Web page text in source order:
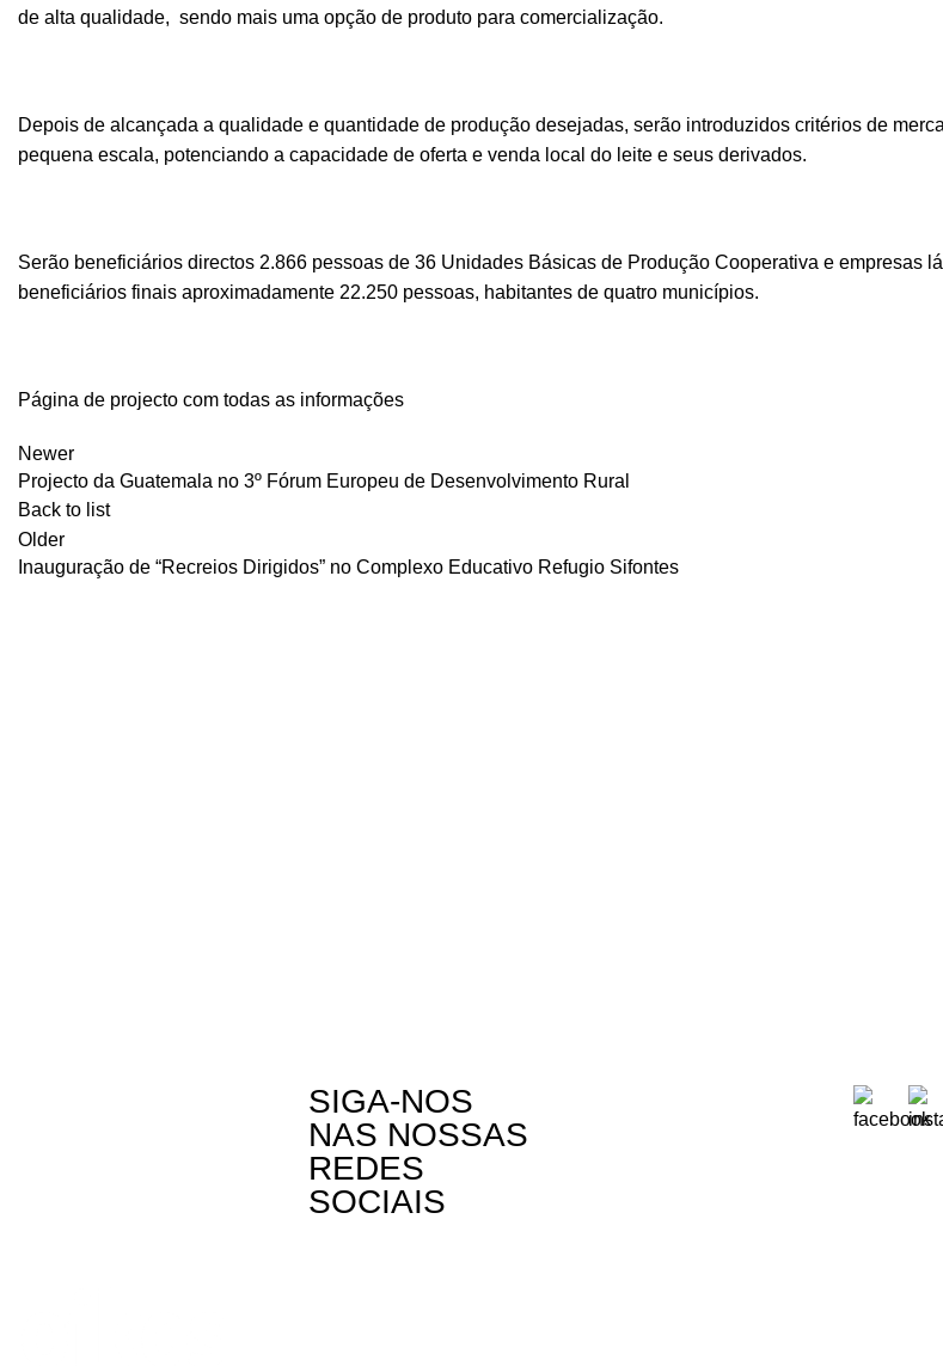
de alta qualidade, sendo mais uma opção de produto para comercialização.
Depois de alcançada a qualidade e quantidade de produção desejadas, serão introduzidos critérios de
pequena escala, potenciando a capacidade de oferta e venda local do leite e seus derivados.
Serão beneficiários directos 2.866 pessoas de 36 Unidades Básicas de Produção Cooperativa e empresas
beneficiários finais aproximadamente 22.250 pessoas, habitantes de quatro municípios.
Página de projecto com todas as informações
Newer
Projecto da Guatemala no 3º Fórum Europeu de Desenvolvimento Rural
Back to list
Older
Inauguração de “Recreios Dirigidos” no Complexo Educativo Refugio Sifontes
SIGA-NOS
NAS NOSSAS
REDES
SOCIAIS